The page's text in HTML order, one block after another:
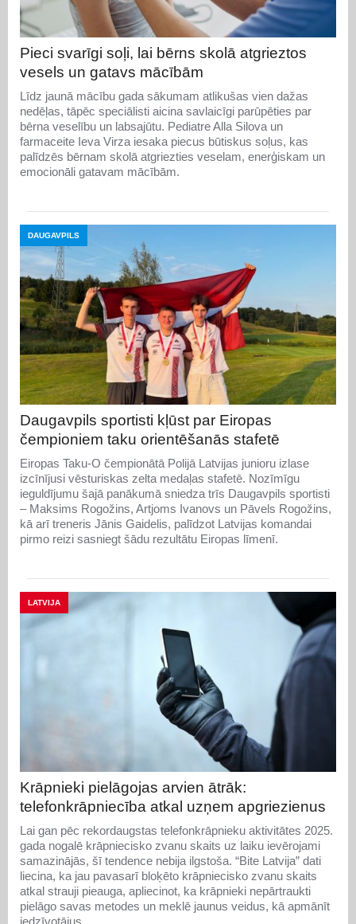
Pieci svarīgi soļi, lai bērns skolā atgrieztos
vesels un gatavs mācībām
Līdz jaunā mācību gada sākumam atlikušas vien dažas
nedēļas, tāpēc speciālisti aicina savlaicīgi parūpēties par
bērna veselību un labsajūtu. Pediatre Alla Silova un
farmaceite Ieva Virza iesaka piecus būtiskus soļus, kas
palīdzēs bērnam skolā atgriezties veselam, enerģiskam un
emocionāli gatavam mācībām.
DAUGAVPILS
Daugavpils sportisti kļūst par Eiropas
čempioniem taku orientēšanās stafetē
Eiropas Taku-O čempionātā Polijā Latvijas junioru izlase
izcīnījusi vēsturiskas zelta medaļas stafetē. Nozīmīgu
ieguldījumu šajā panākumā sniedza trīs Daugavpils sportisti
– Maksims Rogožins, Artjoms Ivanovs un Pāvels Rogožins,
kā arī treneris Jānis Gaidelis, palīdzot Latvijas komandai
pirmo reizi sasniegt šādu rezultātu Eiropas līmenī.
LATVIJA
Krāpnieki pielāgojas arvien ātrāk:
telefonkrāpniecība atkal uzņem apgriezienus
Lai gan pēc rekordaugstas telefonkrāpnieku aktivitātes 2025.
gada nogalē krāpniecisko zvanu skaits uz laiku ievērojami
samazinājās, šī tendence nebija ilgstoša. “Bite Latvija” dati
liecina, ka jau pavasarī bloķēto krāpniecisko zvanu skaits
atkal strauji pieauga, apliecinot, ka krāpnieki nepārtraukti
pielāgo savas metodes un meklē jaunus veidus, kā apmānīt